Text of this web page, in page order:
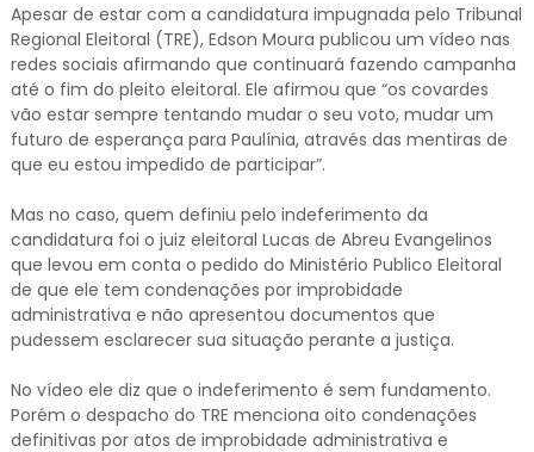
Apesar de estar com a candidatura impugnada pelo Tribunal
Regional Eleitoral (TRE), Edson Moura publicou um vídeo nas
redes sociais afirmando que continuará fazendo campanha
até o fim do pleito eleitoral. Ele afirmou que “os covardes
vão estar sempre tentando mudar o seu voto, mudar um
futuro de esperança para Paulínia, através das mentiras de
que eu estou impedido de participar”.
Mas no caso, quem definiu pelo indeferimento da
candidatura foi o juiz eleitoral Lucas de Abreu Evangelinos
que levou em conta o pedido do Ministério Publico Eleitoral
de que ele tem condenações por improbidade
administrativa e não apresentou documentos que
pudessem esclarecer sua situação perante a justiça.
No vídeo ele diz que o indeferimento é sem fundamento.
Porém o despacho do TRE menciona oito condenações
definitivas por atos de improbidade administrativa e